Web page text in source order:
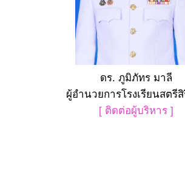
ดร. ภูมิภัทร มาลี
ผู้อำนวยการโรงเรียนสตรีสิ
[ ติดต่อผู้บริหาร ]